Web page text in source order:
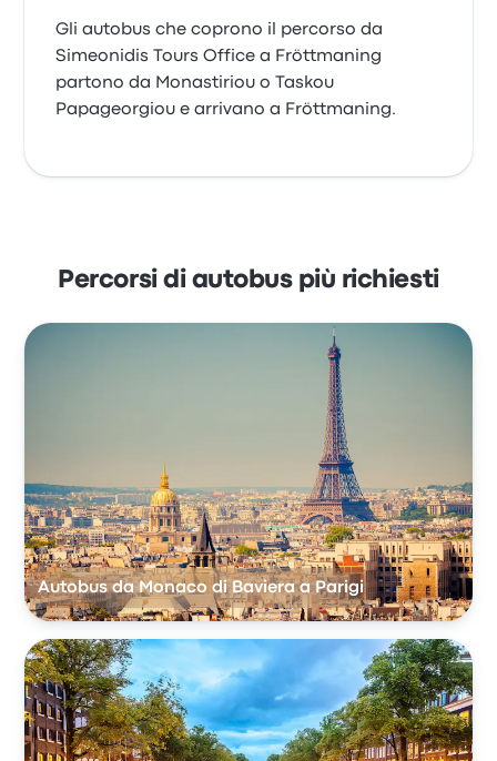
Gli autobus che coprono il percorso da
Simeonidis Tours Office a Fröttmaning
partono da Monastiriou o Taskou
Papageorgiou e arrivano a Fröttmaning.
Percorsi di autobus più richiesti
Autobus da Monaco di Baviera a Parigi